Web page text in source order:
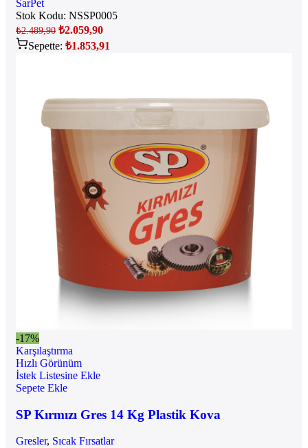
SarPet
Stok Kodu: NSSP0005
₺2.489,90 ₺2.059,90
Sepette: ₺1.853,91
-17%
Karşılaştırma
Hızlı Görünüm
İstek Listesine Ekle
Sepete Ekle
SP Kırmızı Gres 14 Kg Plastik Kova
Gresler, Sıcak Fırsatlar